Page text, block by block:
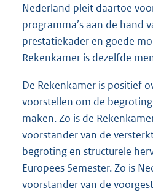
Nederland pleit daartoe
programma’s aan de hand
prestatiekader en goede
Rekenkamer is dezelfde
De Rekenkamer is positief
voorstellen om de
maken. Zo is de
voorstander van de
begroting en structurele
Europees Semester. Zo is
voorstander van de